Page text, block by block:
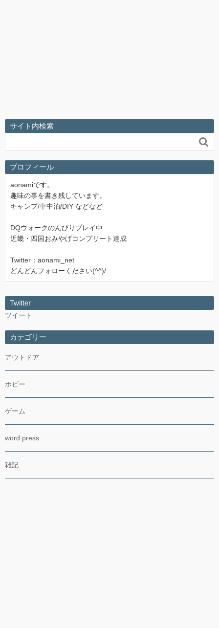
サイト内検索

プロフィール
aonamiです。
趣味の事を書き残しています。
キャンプ/車中泊/DIY などなど
DQウォークのんびりプレイ中
近畿・四国おみやげコンプリート達成
Twitter：aonami_net
どんどんフォローください(^^)/
Twitter
ツイート
カテゴリー
アウトドア
ホビー
ゲーム
word press
雑記